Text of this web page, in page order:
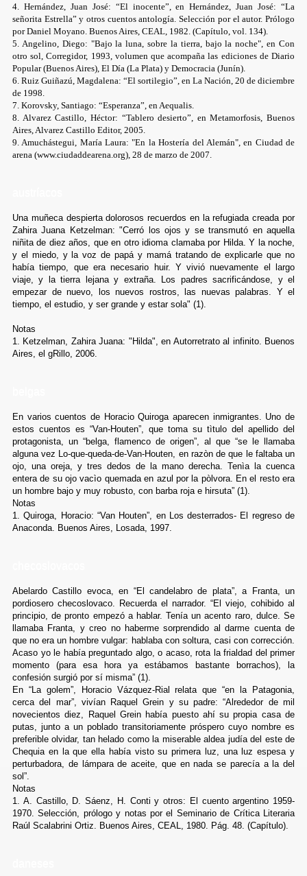
4. Hernández, Juan José: “El inocente”, en Hernández, Juan José: “La
señorita Estrella” y otros cuentos antología. Selección por el autor. Prólogo
por Daniel Moyano. Buenos Aires, CEAL, 1982. (Capítulo, vol. 134).
5. Angelino, Diego: "Bajo la luna, sobre la tierra, bajo la noche", en Con
otro sol, Corregidor, 1993, volumen que acompaña las ediciones de Diario
Popular (Buenos Aires), El Día (La Plata) y Democracia (Junín).
6. Ruiz Guiñazú, Magdalena: “El sortilegio”, en La Nación, 20 de diciembre
de 1998.
7. Korovsky, Santiago: “Esperanza”, en Aequalis.
8. Alvarez Castillo, Héctor: “Tablero desierto”, en Metamorfosis, Buenos
Aires, Alvarez Castillo Editor, 2005.
9. Amuchástegui, María Laura: "En la Hostería del Alemán", en Ciudad de
arena (www.ciudaddearena.org), 28 de marzo de 2007.
Una muñeca despierta dolorosos recuerdos en la refugiada creada por
Zahira Juana Ketzelman: "Cerró los ojos y se transmutó en aquella
niñita de diez años, que en otro idioma clamaba por Hilda. Y la noche,
y el miedo, y la voz de papá y mamá tratando de explicarle que no
había tiempo, que era necesario huir. Y vivió nuevamente el largo
viaje, y la tierra lejana y extraña. Los padres sacrificándose, y el
empezar de nuevo, los nuevos rostros, las nuevas palabras. Y el
tiempo, el estudio, y ser grande y estar sola" (1).
Notas
1. Ketzelman, Zahira Juana: "Hilda", en Autorretrato al infinito. Buenos
Aires, el gRillo, 2006.
En varios cuentos de Horacio Quiroga aparecen inmigrantes. Uno de
estos cuentos es “Van-Houten”, que toma su tìtulo del apellido del
protagonista, un “belga, flamenco de origen”, al que “se le llamaba
alguna vez Lo-que-queda-de-Van-Houten, en razòn de que le faltaba un
ojo, una oreja, y tres dedos de la mano derecha. Tenìa la cuenca
entera de su ojo vacìo quemada en azul por la pòlvora. En el resto era
un hombre bajo y muy robusto, con barba roja e hirsuta” (1).
Notas
1. Quiroga, Horacio: “Van Houten”, en Los desterrados- El regreso de
Anaconda. Buenos Aires, Losada, 1997.
Abelardo Castillo evoca, en “El candelabro de plata”, a Franta, un
pordiosero checoslovaco. Recuerda el narrador. “El viejo, cohibido al
principio, de pronto empezó a hablar. Tenía un acento raro, dulce. Se
llamaba Franta, y creo no haberme sorprendido al darme cuenta de
que no era un hombre vulgar: hablaba con soltura, casi con corrección.
Acaso yo le había preguntado algo, o acaso, rota la frialdad del primer
momento (para esa hora ya estábamos bastante borrachos), la
confesión surgió por sí misma” (1).
En “La golem”, Horacio Vázquez-Rial relata que “en la Patagonia,
cerca del mar”, vivían Raquel Grein y su padre: “Alrededor de mil
novecientos diez, Raquel Grein había puesto ahí su propia casa de
putas, junto a un poblado transitoriamente próspero cuyo nombre es
preferible olvidar, tan helado como la miserable aldea judía del este de
Chequia en la que ella había visto su primera luz, una luz espesa y
perturbadora, de lámpara de aceite, que en nada se parecía a la del
sol”.
Notas
1. A. Castillo, D. Sáenz, H. Conti y otros: El cuento argentino 1959-
1970. Selección, prólogo y notas por el Seminario de Crítica Literaria
Raúl Scalabrini Ortiz. Buenos Aires, CEAL, 1980. Pág. 48. (Capítulo).